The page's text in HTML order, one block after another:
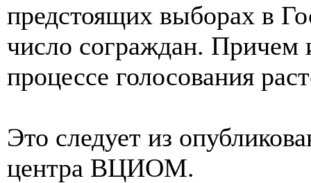
предстоящих выборах в
число сограждан. Причем
процессе голосования
Это следует из
центра ВЦИОМ.